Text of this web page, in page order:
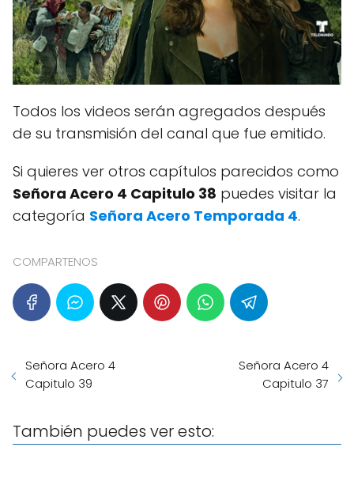
Todos los videos serán agregados después
de su transmisión del canal que fue emitido.
Si quieres ver otros capítulos parecidos como
Señora Acero 4 Capitulo 38 puedes visitar la
categoría Señora Acero Temporada 4.
COMPARTENOS
Señora Acero 4
Capitulo 39
Señora Acero 4
Capitulo 37
También puedes ver esto: